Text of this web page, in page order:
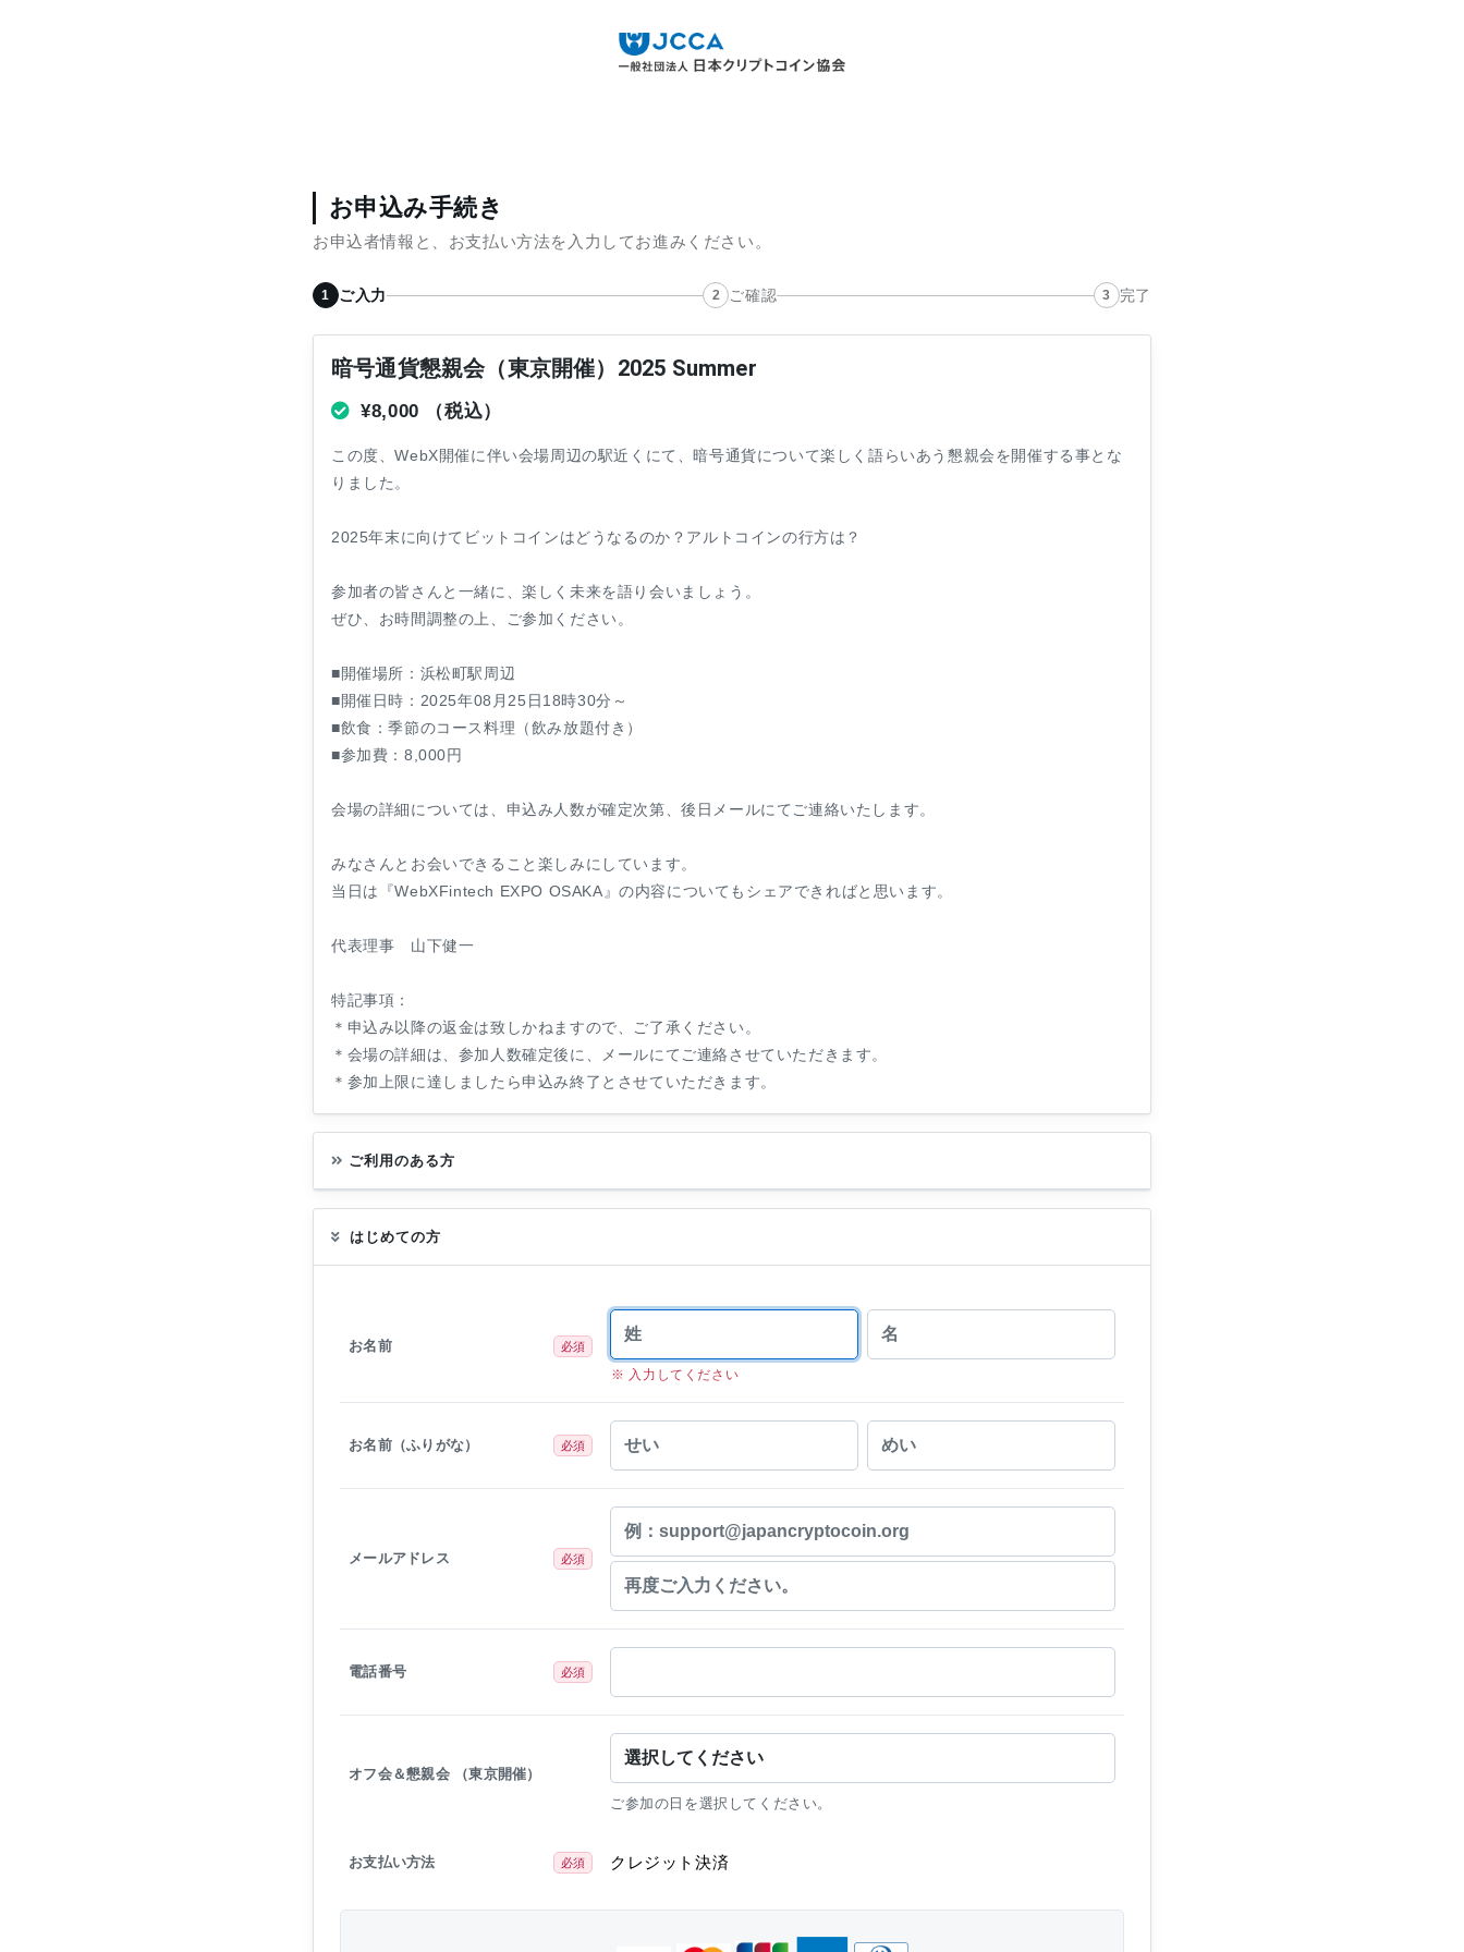
お申込み手続き
お申込者情報と、お支払い方法を入力してお進みください。
ご入力 ご確認 完了
暗号通貨懇親会（東京開催）2025 Summer
¥8,000 （税込）
この度、WebX開催に伴い会場周辺の駅近くにて、暗号通貨について楽しく語らいあう懇親会を開催する事とな
りました。
2025年末に向けてビットコインはどうなるのか？アルトコインの行方は？
参加者の皆さんと一緒に、楽しく未来を語り会いましょう。
ぜひ、お時間調整の上、ご参加ください。
■開催場所：浜松町駅周辺
■開催日時：2025年08月25日18時30分～
■飲食：季節のコース料理（飲み放題付き）
■参加費：8,000円
会場の詳細については、申込み人数が確定次第、後日メールにてご連絡いたします。
みなさんとお会いできること楽しみにしています。
当日は『WebXFintech EXPO OSAKA』の内容についてもシェアできればと思います。
代表理事 山下健一
特記事項：
＊申込み以降の返金は致しかねますので、ご了承ください。
＊会場の詳細は、参加人数確定後に、メールにてご連絡させていただきます。
＊参加上限に達しましたら申込み終了とさせていただきます。
ご利用のある方
はじめての方
お名前 必須
※ 入力してください
お名前（ふりがな） 必須
メールアドレス 必須
電話番号 必須
オフ会＆懇親会 （東京開催）
ご参加の日を選択してください。
お支払い方法 必須 クレジット決済